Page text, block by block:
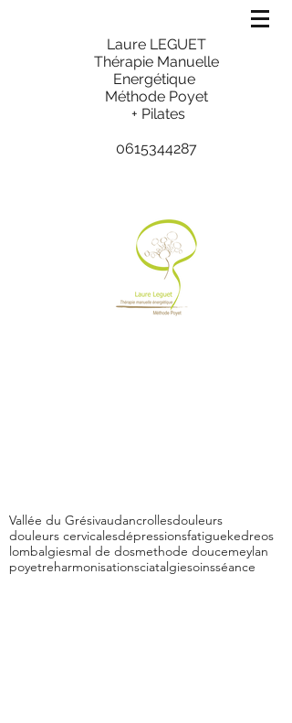
Laure LEGUET
Thérapie Manuelle
Energétique
Méthode Poyet
+ Pilates
0615344287
Vallée du Grésivaudancrollesdouleurs
douleurs cervicalesdépressionsfatiguekedreos
lombalgiesmal de dosmethode doucemeylan
poyetreharmonisationsciatalgiesoinsséance